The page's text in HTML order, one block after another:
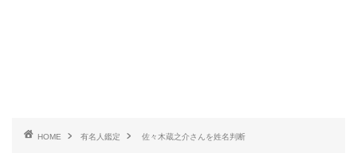
HOME 有名人鑑定 佐々木蔵之介さんを姓名判断